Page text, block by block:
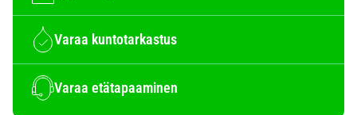
Varaa kuntotarkastus
Varaa etätapaaminen